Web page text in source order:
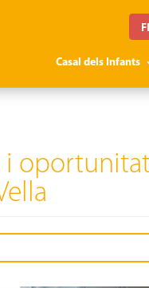
Casal dels Infants
i